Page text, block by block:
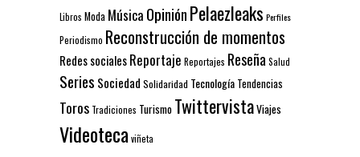
Libros Moda Música OpiniónPelaezleaks Perfiles
Periodismo Reconstrucción de momentos
Redes socialesReportaje Reportajes Reseña Salud
Series Sociedad Solidaridad Tecnología Tendencias
Toros Tradiciones Turismo TwittervistaViajes
Videoteca viñeta